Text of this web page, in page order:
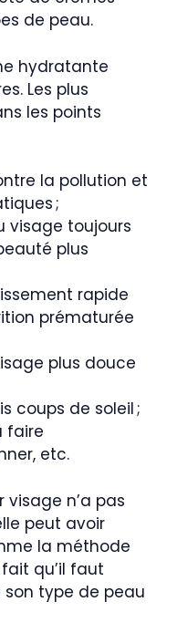
de peau.
hydratante
Les plus
les points
la pollution et
;
visage toujours
plus
rapide
prématurée
plus douce
coups de soleil ;
faire
etc.
n’a pas
peut avoir
la méthode
qu’il faut
type de peau